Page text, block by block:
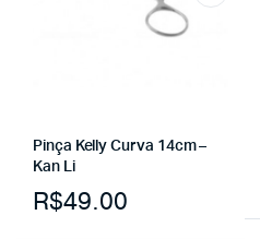
Pinça Kelly Curva 14cm –
Kan Li
R$49.00